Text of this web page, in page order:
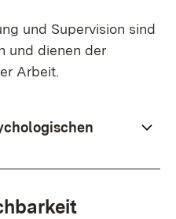
und Supervision sind
und dienen der
Arbeit.